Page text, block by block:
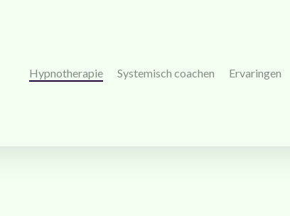
Hypnotherapie
Systemisch coachen Ervaringen